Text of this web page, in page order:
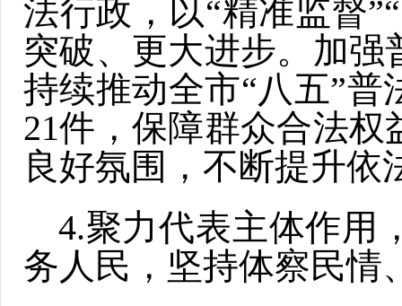
法行政，以“精准监督
突破、更大进步。加
持续推动全市“八五”
21件，保障群众合法
良好氛围，不断提升依
4.聚力代表主体作用
务人民，坚持体察民情